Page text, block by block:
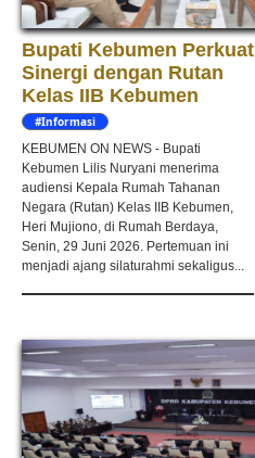
Bupati Kebumen Perkuat
Sinergi dengan Rutan
Kelas IIB Kebumen
#Informasi
KEBUMEN ON NEWS - Bupati
Kebumen Lilis Nuryani menerima
audiensi Kepala Rumah Tahanan
Negara (Rutan) Kelas IIB Kebumen,
Heri Mujiono, di Rumah Berdaya,
Senin, 29 Juni 2026. Pertemuan ini
menjadi ajang silaturahmi sekaligus...